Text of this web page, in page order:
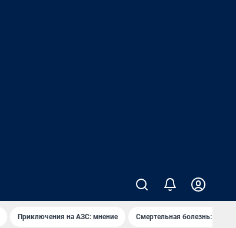
Приключения на АЗС: мнение Смертельная болезнь: